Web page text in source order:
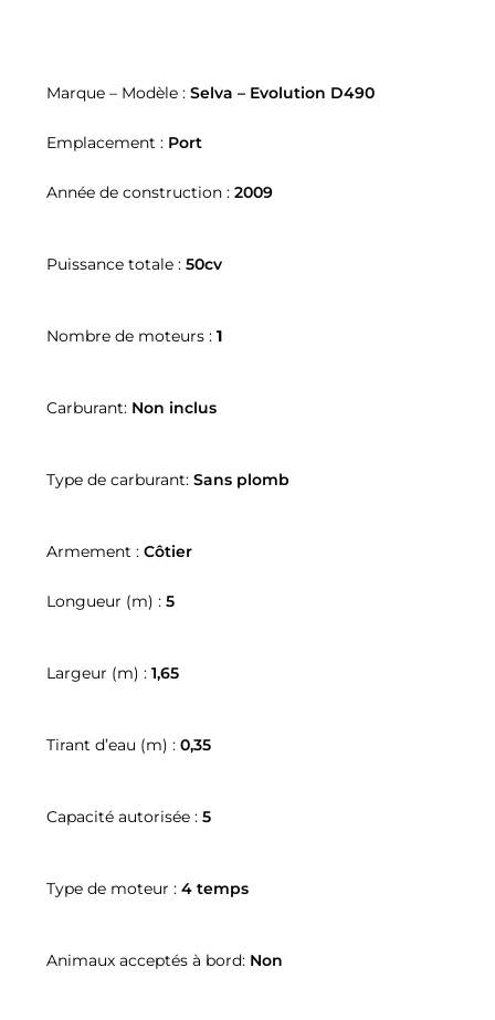
Marque – Modèle :Selva – Evolution D490
Emplacement : Port
Année de construction :2009
Puissance totale :50cv
Nombre de moteurs :1
Carburant: Non inclus
Type de carburant:Sans plomb
Armement :Côtier
Longueur (m) :5
Largeur (m) :1,65
Tirant d’eau (m) :0,35
Capacité autorisée :5
Type de moteur :4 temps
Animaux acceptés à bord: Non